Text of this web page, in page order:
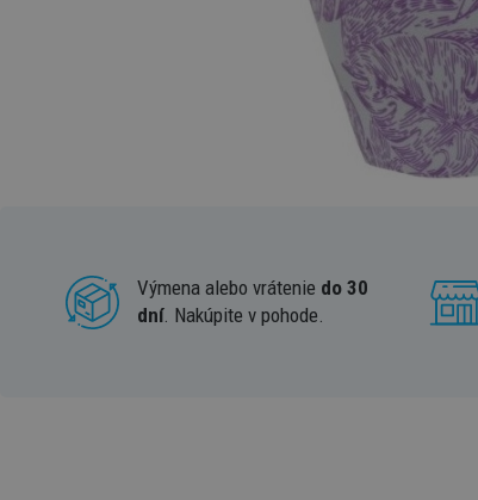
Výmena alebo vrátenie do 30
dní. Nakúpite v pohode.